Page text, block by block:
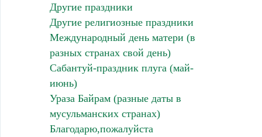
Другие праздники
Другие религиозные праздники
Международный день матери (в
разных странах свой день)
Сабантуй-праздник плуга (май-
июнь)
Ураза Байрам (разные даты в
мусульманских странах)
Благодарю,пожалуйста